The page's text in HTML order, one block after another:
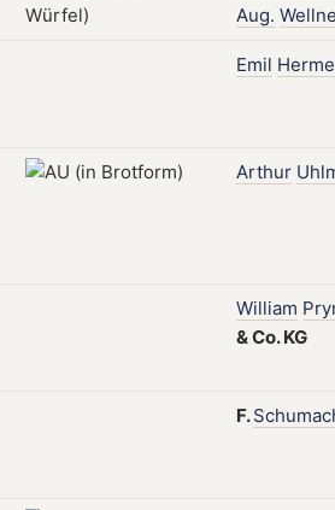
Aug.
Emil
Arthur
William
&Co.KG
F.